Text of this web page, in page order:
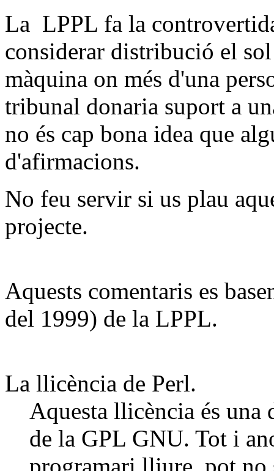
La LPPL fa la
considerar distribució el
màquina on més d'una
tribunal donaria suport a
no és cap bona idea que
d'afirmacions.
No feu servir si us plau
projecte.
Aquests comentaris es
del 1999) de la LPPL.
La llicència de Perl.
Aquesta llicència és
de la GPL GNU. Tot i
programari lliure, pot